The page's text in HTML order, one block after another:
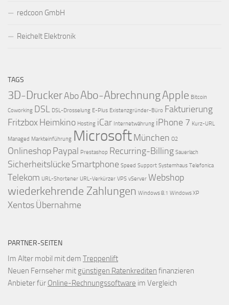
redcoon GmbH
Reichelt Elektronik
TAGS
3D-DruckerAboAbo-AbrechnungApple Bitcoin
Coworking DSL DSL-Drosselung E-Plus Existenzgründer-Büro Fakturierung
Fritzbox Heimkino Hosting iCar Internetwährung iPhone 7 Kurz-URL
Managed Markteinführung Microsoft München O2
Onlineshop Paypal Prestashop Recurring-Billing Sauerlach
Sicherheitslücke Smartphone Speed Support Systemhaus Telefonica
Telekom URL-Shortener URL-Verkürzer VPS vServer Webshop
wiederkehrende Zahlungen Windows 8.1 Windows XP
XentosÜbernahme
PARTNER-SEITEN
Im Alter mobil mit dem Treppenlift
Neuen Fernseher mit günstigen Ratenkrediten finanzieren
Anbieter für Online-Rechnungssoftware im Vergleich